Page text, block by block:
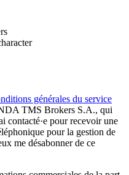
générales du service
TMS Brokers S.A., qui
contacté·e pour recevoir une
pour la gestion de
me désabonner de ce